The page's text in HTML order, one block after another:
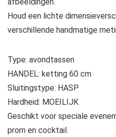
Houd een lichte
verschillende handmatige
Type: avondtassen
HANDEL: ketting 60 cm
Sluitingstype: HASP
Hardheid: MOEILIJK
Geschikt voor speciale
prom en cocktail.